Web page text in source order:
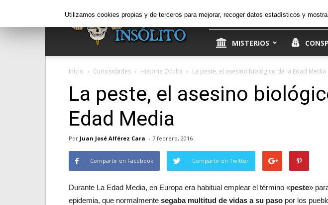
Insólito
30.8 C Madrid viernes, 7
MISTERIOS
Inicio Curiosidades Historia Oculta La peste, el asesino biológico de la Edad Media
La peste, el asesino
Edad Media
Por Juan José Alférez Cara - 7 febrero, 2016
Compartir en Facebook Compartir en Twitter
Durante La Edad Media, en Europa era habitual emplear el término «peste»
epidemia, que normalmente segaba multitud de vidas a su paso por los
Utilizamos cookies propias y de terceros para mejorar, recoger datos estadísticos y